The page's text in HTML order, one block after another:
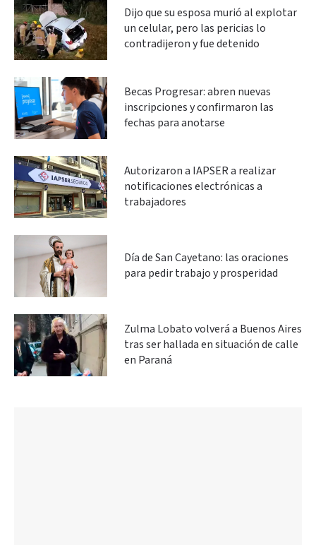
Dijo que su esposa murió al explotar
un celular, pero las pericias lo
contradijeron y fue detenido
Becas Progresar: abren nuevas
inscripciones y confirmaron las
fechas para anotarse
Autorizaron a IAPSER a realizar
notificaciones electrónicas a
trabajadores
Día de San Cayetano: las oraciones
para pedir trabajo y prosperidad
Zulma Lobato volverá a Buenos Aires
tras ser hallada en situación de calle
en Paraná